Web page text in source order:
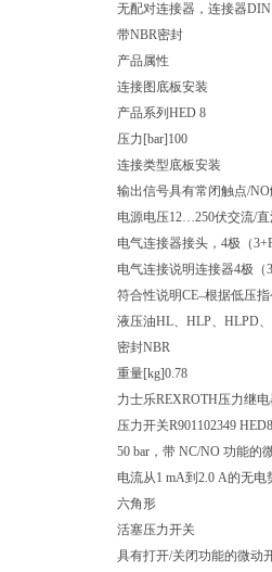
无配对连接器，连接器DIN
带NBR密封
产品属性
连接图 底板安装
产品系列 HED 8
压力[bar]100
连接类型底板安装
输出信号具有常闭触点/
电源电压12…250伏交流/
电气连接器接头，4极（
电气连接说明连接器4极（
符合性说明CE–根据低压指
液压油HL、HLP、HLPD
密封NBR
重量[kg]0.78
力士乐REXROTH压力继
压力开关R901102349
50 bar，带 NC/NO 功能的
电流从1 mA到2.0 A的无
六角形
活塞压力开关
具有打开/关闭功能的微动